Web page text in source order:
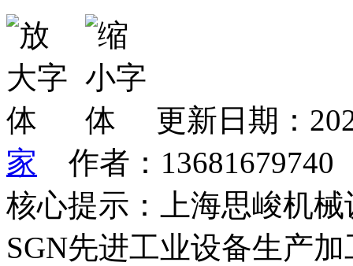
更新日期：
家 作者：
核心提示：上海思峻机
SGN先进工业设备生产